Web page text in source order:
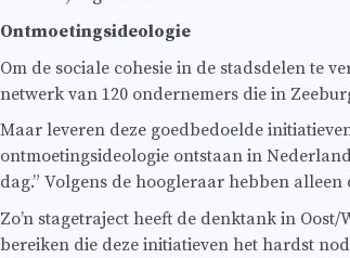
Ontmoetingsideologie
Om de sociale cohesie in de stadsdelen te
netwerk van 120 ondernemers die in
Maar leveren deze goedbedoelde
ontmoetingsideologie ontstaan in
dag.” Volgens de hoogleraar hebben
Zo’n stagetraject heeft de denktank in
bereiken die deze initiatieven het hardst